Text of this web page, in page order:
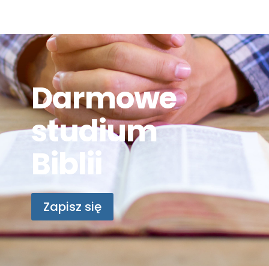
Darmowe
studium
Biblii
Zapisz się